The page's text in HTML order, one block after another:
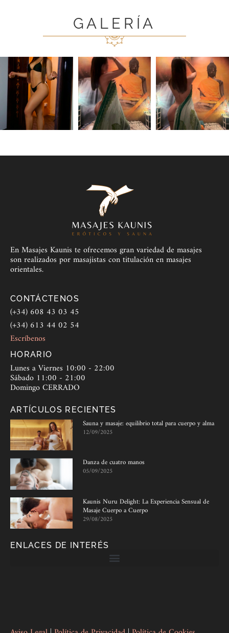
GALERÍA
En Masajes Kaunis te ofrecemos gran variedad de masajes
son realizados por masajistas con titulación en masajes
orientales.
CONTÁCTENOS
(+34) 608 43 03 45
(+34) 613 44 02 54
Escríbenos
HORARIO
Lunes a Viernes 10:00 - 22:00
Sábado 11:00 - 21:00
Domingo CERRADO
ARTÍCULOS RECIENTES
Sauna y masaje: equilibrio total para cuerpo y alma
12/09/2025
Danza de cuatro manos
05/09/2025
Kaunis Nuru Delight: La Experiencia Sensual de
Masaje Cuerpo a Cuerpo
29/08/2025
ENLACES DE INTERÉS